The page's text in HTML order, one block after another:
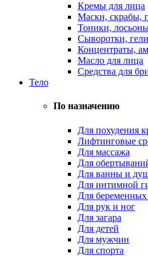
Кремы для лица
Маски, скрабы,
Тоники,
Сыворотки,
Концентраты,
Масло для лица
Средства для
Тело
По назначению
Для похудения
Лифтинговые
Для массажа
Для
Для ванны и
Для интимной
Для
Для рук и ног
Для загара
Для детей
Для мужчин
Для спорта